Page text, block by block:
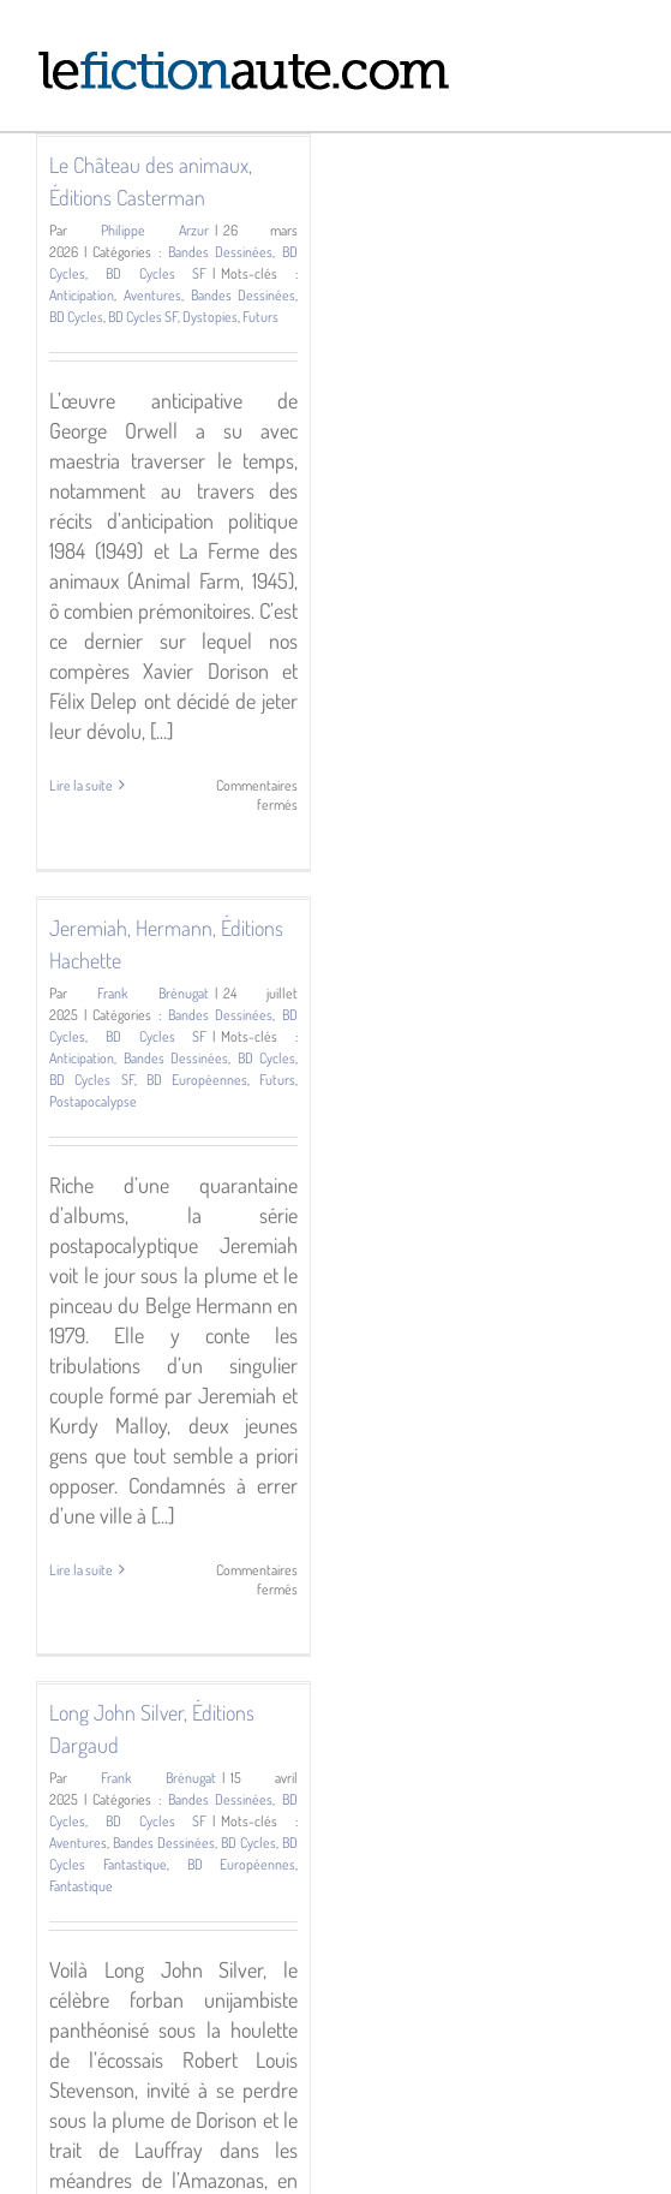
contenu
Le Château des animaux,
Éditions Casterman
Par Philippe Arzur | 26 mars
2026 | Catégories : Bandes Dessinées BD
Cycles
BD Cycles SF | Mots-clés :
Anticipation Aventures, Bandes Dessinées
BD Cycles BD Cycles SF, Dystopies Futurs
L’œuvre anticipative de
George Orwell a su avec
maestria traverser le temps,
notamment au travers des
récits d’anticipation politique
1984 (1949) et La Ferme des
animaux (Animal Farm, 1945),
ô combien prémonitoires. C’est
ce dernier sur lequel nos
compères Xavier Dorison et
Félix Delep ont décidé de jeter
leur dévolu, [...]
Lire la suite
Commentaires
fermés
Jeremiah, Hermann, Éditions
Hachette
Par Frank Brénugat | 24 juillet
2025 | Catégories : Bandes Dessinées BD
Cycles
BD Cycles SF | Mots-clés :
Anticipation Bandes Dessinées BD Cycles
BD Cycles SF, BD Européennes Futurs
Postapocalypse
Riche d’une quarantaine
d’albums, la série
postapocalyptique Jeremiah
voit le jour sous la plume et le
pinceau du Belge Hermann en
1979. Elle y conte les
tribulations d’un singulier
couple formé par Jeremiah et
Kurdy Malloy, deux jeunes
gens que tout semble a priori
opposer. Condamnés à errer
d’une ville à [...]
Lire la suite
Commentaires
fermés
Long John Silver, Éditions
Dargaud
Par Frank Brénugat | 15 avril
2025 | Catégories : Bandes Dessinées BD
Cycles
BD Cycles SF | Mots-clés :
Aventures Bandes Dessinées BD Cycles BD
Cycles Fantastique
BD Européennes
Fantastique
Voilà Long John Silver, le
célèbre forban unijambiste
panthéonisé sous la houlette
de l’écossais Robert Louis
Stevenson, invité à se perdre
sous la plume de Dorison et le
trait de Lauffray dans les
méandres de l’Amazonas, en